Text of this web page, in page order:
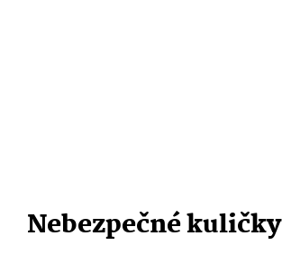
Nebezpečné kuličky